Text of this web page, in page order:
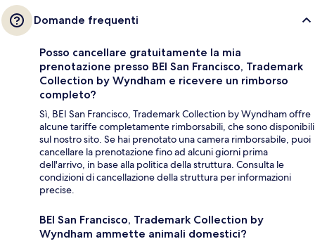
Domande frequenti
Posso cancellare gratuitamente la mia
prenotazione presso BEI San Francisco, Trademark
Collection by Wyndham e ricevere un rimborso
completo?
Sì, BEI San Francisco, Trademark Collection by Wyndham offre
alcune tariffe completamente rimborsabili, che sono disponibili
sul nostro sito. Se hai prenotato una camera rimborsabile, puoi
cancellare la prenotazione fino ad alcuni giorni prima
dell'arrivo, in base alla politica della struttura. Consulta le
condizioni di cancellazione della struttura per informazioni
precise.
BEI San Francisco, Trademark Collection by
Wyndham ammette animali domestici?